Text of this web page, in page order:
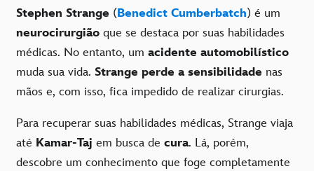
Stephen Strange (Benedict Cumberbatch) é um
neurocirurgião que se destaca por suas habilidades
médicas. No entanto, um acidente automobilístico
muda sua vida. Strange perde a sensibilidade nas
mãos e, com isso, fica impedido de realizar cirurgias.
Para recuperar suas habilidades médicas, Strange viaja
até Kamar-Taj em busca de cura. Lá, porém,
descobre um conhecimento que foge completamente